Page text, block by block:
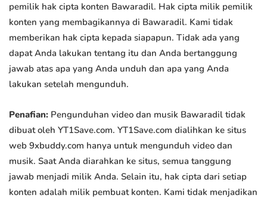
pemilik hak cipta konten Bawaradil. Hak cipta milik pemilik
konten yang membagikannya di Bawaradil. Kami tidak
memberikan hak cipta kepada siapapun. Tidak ada yang
dapat Anda lakukan tentang itu dan Anda bertanggung
jawab atas apa yang Anda unduh dan apa yang Anda
lakukan setelah mengunduh.
Penafian: Pengunduhan video dan musik Bawaradil tidak
dibuat oleh YT1Save.com. YT1Save.com dialihkan ke situs
web 9xbuddy.com hanya untuk mengunduh video dan
musik. Saat Anda diarahkan ke situs, semua tanggung
jawab menjadi milik Anda. Selain itu, hak cipta dari setiap
konten adalah milik pembuat konten. Kami tidak menjadikan